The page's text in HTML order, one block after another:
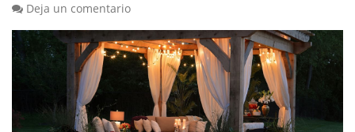
Deja un comentario